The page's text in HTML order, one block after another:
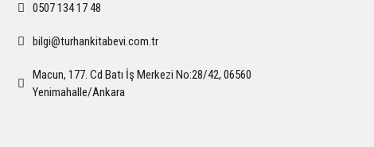
0507 134 17 48
bilgi@turhankitabevi.com.tr
Macun, 177. Cd Batı İş Merkezi No:28/42, 06560
Yenimahalle/Ankara